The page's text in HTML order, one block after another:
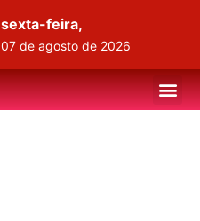
sexta-feira,
07 de agosto de 2026